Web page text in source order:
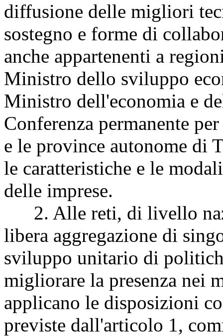
diffusione delle migliori
sostegno e forme di
anche appartenenti a
Ministro dello sviluppo
Ministro dell'economia e
Conferenza permanente
e le province autonome di
le caratteristiche e le
delle imprese.
2. Alle reti, di livello
libera aggregazione di
sviluppo unitario di
migliorare la presenza nei
applicano le disposizioni
previste dall'articolo 1,